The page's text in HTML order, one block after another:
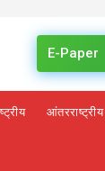
E-Paper
आंतरराष्ट्रीय